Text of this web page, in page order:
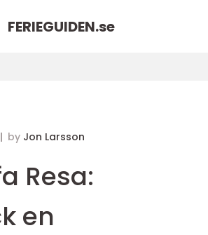
FERIEGUIDEN.se
by Jon Larsson
Resa:
en